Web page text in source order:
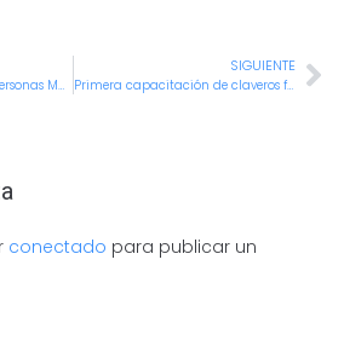
¡Protejamos a nuestras Personas Mayores!
SIGUIENTE
Primera capacitación de claveros fortalece la preparación para elecciones al Congreso de la República 2026
conectado para publicar un